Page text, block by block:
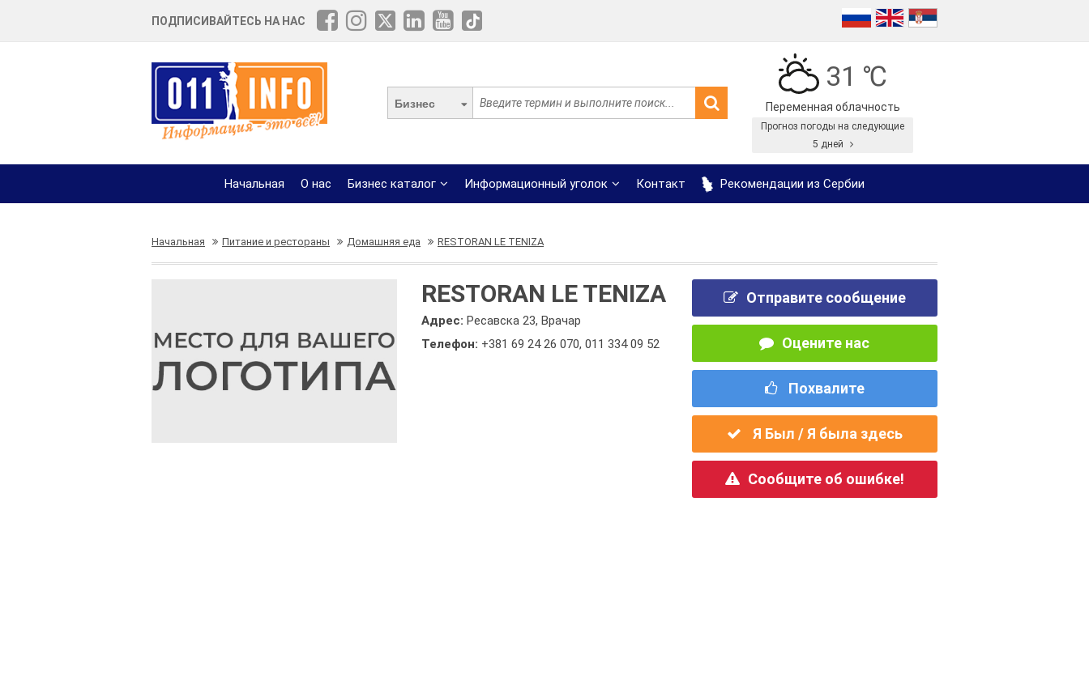
ПОДПИСИВАЙТЕСЬ НА НАС
Бизнес
31 ℃
Переменная облачность
Прогноз погоды на следующие
5 дней
Начальная О нас Бизнес каталог Информационный уголок Контакт Рекомендации из Сербии
Начальная Питание и рестораны Домашняя еда RESTORAN LE TENIZA
RESTORAN LE TENIZA
Адрес:Ресавска 23, Врачар
Телефон: +381 69 24 26 070,011 334 09 52
Отправите сообщение
Оцените нас
Похвалите
Я Был / Я была здесь
Сообщите об ошибке!